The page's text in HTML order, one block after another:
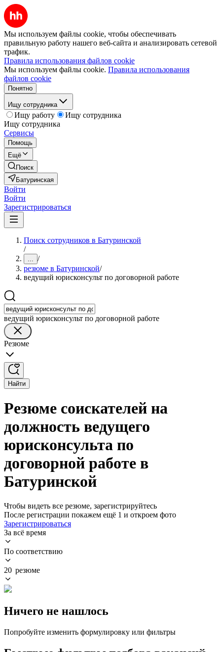
Мы используем файлы cookie, чтобы обеспечивать
правильную работу нашего веб-сайта и анализировать сетевой
трафик.
Правила использования файлов cookie
Мы используем файлы cookie. Правила использования
файлов cookie
Понятно
Ищу сотрудника
Ищу работу
Ищу сотрудника
Ищу сотрудника
Сервисы
Помощь
Ещё
Поиск
Батуринская
Войти
Войти
Зарегистрироваться
Поиск сотрудников в Батуринской
/
... /
резюме в Батуринской/
ведущий юрисконсульт по договорной работе
ведущий юрисконсульт по договорной работе
Резюме
Найти
Резюме соискателей на
должность ведущего
юрисконсульта по
договорной работе в
Батуринской
Чтобы видеть все резюме, зарегистрируйтесь
После регистрации покажем ещё 1 и откроем фото
Зарегистрироваться
За всё время
По соответствию
20 резюме
Ничего не нашлось
Попробуйте изменить формулировку или фильтры